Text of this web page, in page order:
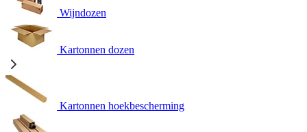
Wijndozen
Kartonnen dozen
Kartonnen hoekbescherming